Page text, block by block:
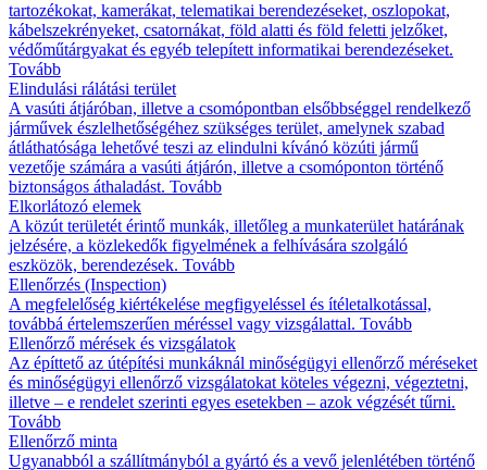
tartozékokat, kamerákat, telematikai berendezéseket, oszlopokat,
kábelszekrényeket, csatornákat, föld alatti és föld feletti jelzőket,
védőműtárgyakat és egyéb telepített informatikai berendezéseket.
Tovább
Elindulási rálátási terület
A vasúti átjáróban, illetve a csomópontban elsőbbséggel rendelkező
járművek észlelhetőségéhez szükséges terület, amelynek szabad
átláthatósága lehetővé teszi az elindulni kívánó közúti jármű
vezetője számára a vasúti átjárón, illetve a csomóponton történő
biztonságos áthaladást. Tovább
Elkorlátozó elemek
A közút területét érintő munkák, illetőleg a munkaterület határának
jelzésére, a közlekedők figyelmének a felhívására szolgáló
eszközök, berendezések. Tovább
Ellenőrzés (Inspection)
A megfelelőség kiértékelése megfigyeléssel és ítéletalkotással,
továbbá értelemszerűen méréssel vagy vizsgálattal. Tovább
Ellenőrző mérések és vizsgálatok
Az építtető az útépítési munkáknál minőségügyi ellenőrző méréseket
és minőségügyi ellenőrző vizsgálatokat köteles végezni, végeztetni,
illetve – e rendelet szerinti egyes esetekben – azok végzését tűrni.
Tovább
Ellenőrző minta
Ugyanabból a szállítmányból a gyártó és a vevő jelenlétében történő